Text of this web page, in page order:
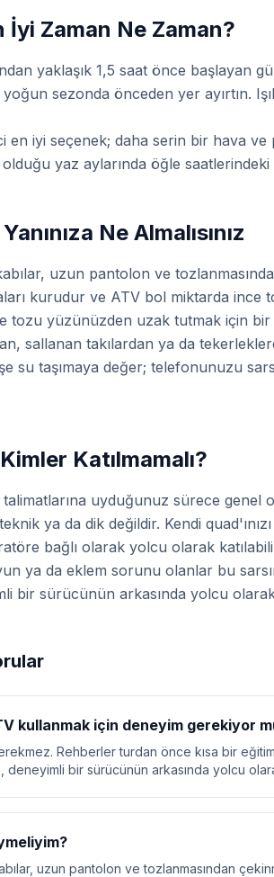
İyi Zaman Ne Zaman?
yaklaşık 1,5 saat önce başlayan
sezonda önceden yer ayırtın.
en iyi seçenek; daha serin bir hava
yaz aylarında öğle saatlerindeki
Ne Almalısınız
uzun pantolon ve
kurudur ve ATV bol miktarda ince
tozu yüzünüzden uzak tutmak için
sallanan takılardan ya da
su taşımaya değer; telefonunuzu
Katılmamalı?
uyduğunuz sürece
ya da dik değildir. Kendi
bağlı olarak yolcu olarak
ya da eklem sorunu olanlar bu
bir sürücünün arkasında yolcu
kullanmak için deneyim gerekiyor
Rehberler turdan önce kısa bir
deneyimli bir sürücünün arkasında yolcu
uzun pantolon ve tozlanmasından